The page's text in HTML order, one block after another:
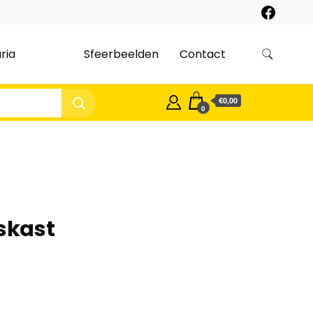
Sfeerbeelden Contact
0
€0,00